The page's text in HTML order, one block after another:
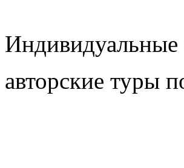
авторские туры